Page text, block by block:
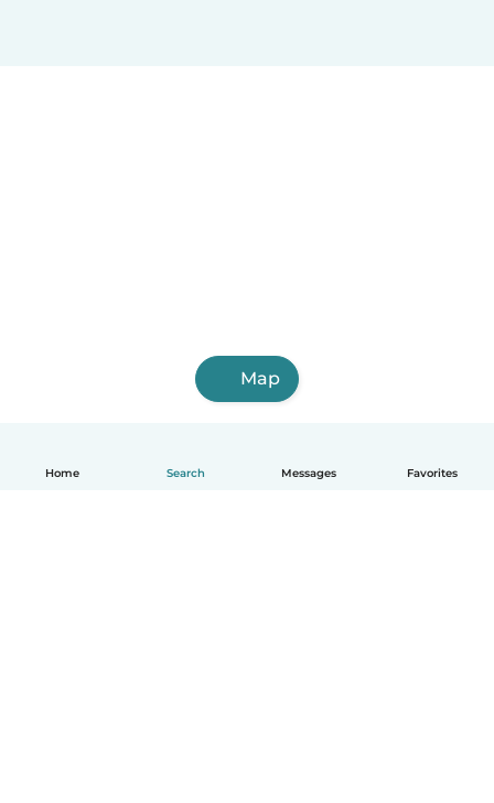
Home Search Messages Favorites
Map